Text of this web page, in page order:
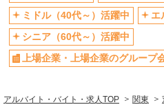
同じ特徴から求人を探す
未経験歓迎
上場企業・上場企業のグループ会
社
社会保険あり
ミドル（40代～）活躍中
エ
シニア（60代～）活躍中
上場企業・上場企業のグループ
アルバイト・バイト・求人TOP 関東